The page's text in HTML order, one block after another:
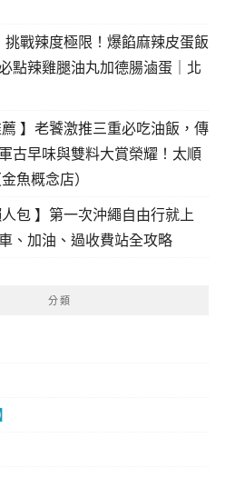
挑戰辣度極限！爆餡麻辣皮蛋飯
點辣雞腿油丸加德腸滷蛋｜北
薦 】老饕激推三重必吃油飯，傳
古早味與雙料大賞榮耀！太順
魚概念店）
人包 】第一次沖繩自由行就上
、加油、過收費站全攻略
分類